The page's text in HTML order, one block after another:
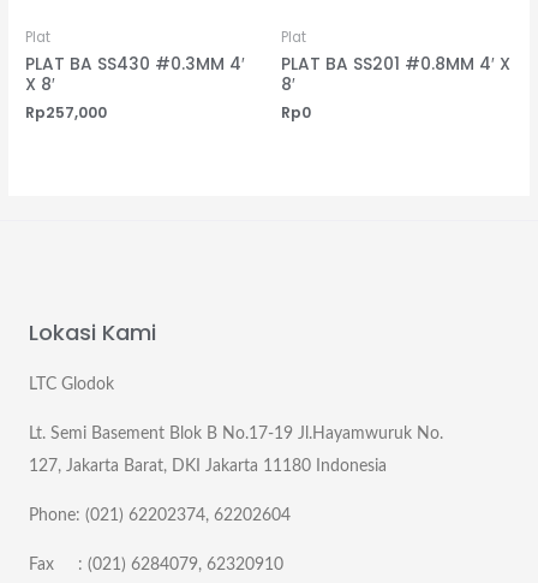
Plat
PLAT BA SS430 #0.3MM 4′
X 8′
Rp257,000
Plat
PLAT BA SS201 #0.8MM 4′ X
8′
Rp0
Lokasi Kami
LTC Glodok
Lt. Semi Basement Blok B No.17-19 Jl.Hayamwuruk No.
127, Jakarta Barat, DKI Jakarta 11180 Indonesia
Phone: (021) 62202374, 62202604
Fax : (021) 6284079, 62320910